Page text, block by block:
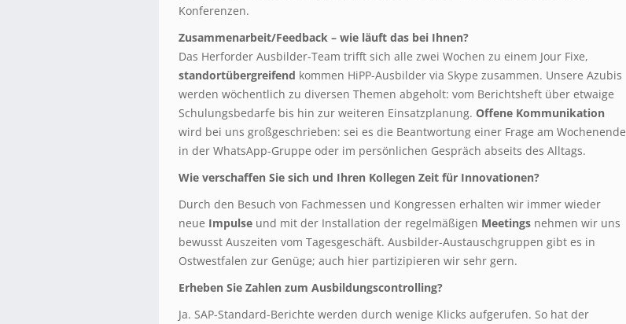
Konferenzen.
Zusammenarbeit/Feedback – wie läuft das bei Ihnen?
Das Herforder Ausbilder-Team trifft sich alle zwei Wochen zu einem Jour Fixe,
standortübergreifend kommen HiPP-Ausbilder via Skype zusammen. Unsere Azubis
werden wöchentlich zu diversen Themen abgeholt: vom Berichtsheft über etwaige
Schulungsbedarfe bis hin zur weiteren Einsatzplanung. Offene Kommunikation
wird bei uns großgeschrieben: sei es die Beantwortung einer Frage am Wochenende
in der WhatsApp-Gruppe oder im persönlichen Gespräch abseits des Alltags.
Wie verschaffen Sie sich und Ihren Kollegen Zeit für Innovationen?
Durch den Besuch von Fachmessen und Kongressen erhalten wir immer wieder
neue Impulse und mit der Installation der regelmäßigen Meetings nehmen wir uns
bewusst Auszeiten vom Tagesgeschäft. Ausbilder-Austauschgruppen gibt es in
Ostwestfalen zur Genüge; auch hier partizipieren wir sehr gern.
Erheben Sie Zahlen zum Ausbildungscontrolling?
Ja. SAP-Standard-Berichte werden durch wenige Klicks aufgerufen. So hat der